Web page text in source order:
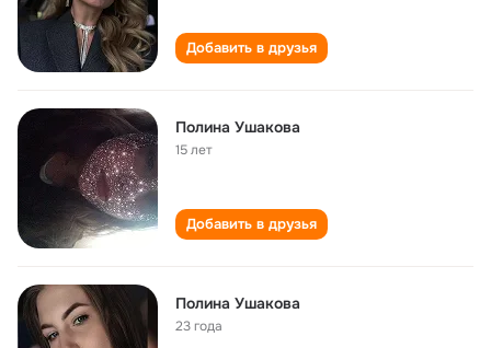
Добавить в друзья
Полина Ушакова
15 лет
Добавить в друзья
Полина Ушакова
23 года